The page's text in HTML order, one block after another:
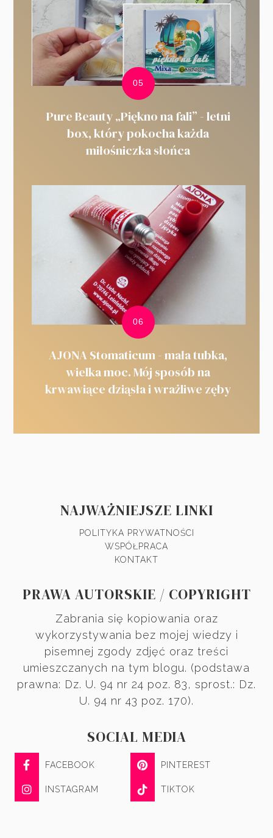
Pure Beauty „Piękno na fali” - letni
box, który pokocha każda
miłośniczka słońca
AJONA Stomaticum - mała tubka,
wielka moc. Mój sposób na
krwawiące dziąsła i wrażliwe zęby
NAJWAŻNIEJSZE LINKI
POLITYKA PRYWATNOŚCI
WSPÓŁPRACA
KONTAKT
PRAWA AUTORSKIE / COPYRIGHT
Zabrania się kopiowania oraz
wykorzystywania bez mojej wiedzy i
pisemnej zgody zdjęć oraz treści
umieszczanych na tym blogu. (podstawa
prawna: Dz. U. 94 nr 24 poz. 83, sprost.: Dz.
U. 94 nr 43 poz. 170).
SOCIAL MEDIA
FACEBOOK PINTEREST
INSTAGRAM TIKTOK